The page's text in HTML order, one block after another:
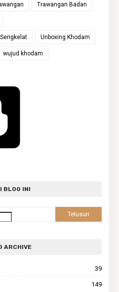
Trawangan Badan
Unboxing Khodam
wujud khodam
BLOG INI
ARCHIVE
39
149